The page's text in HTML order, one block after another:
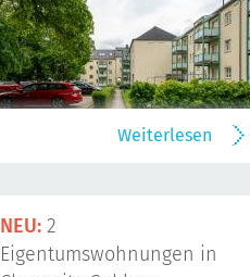
Weiterlesen
NEU: 2
Eigentumswohnungen in